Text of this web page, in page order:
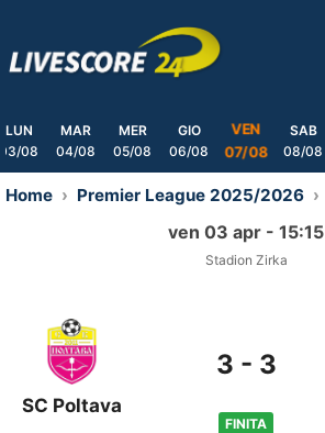
content
LUN
03/08
MAR
04/08
MER
05/08
GIO
06/08
VEN
07/08
SAB
08/08
Home Premier League 2025/2026
ven 03 apr - 15:15
Stadion Zirka
SC Poltava
3 - 3
FINITA